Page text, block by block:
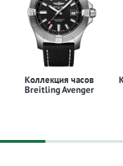
Коллекция часов
Breitling Avenger